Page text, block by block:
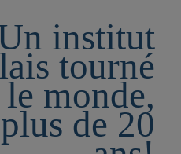
institut
tourné
monde,
de 20